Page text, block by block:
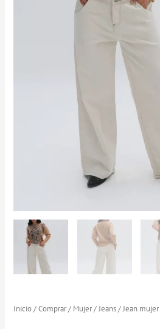
Inicio/Comprar/ Mujer/Jeans/ Jean mujer
El
El
Jean